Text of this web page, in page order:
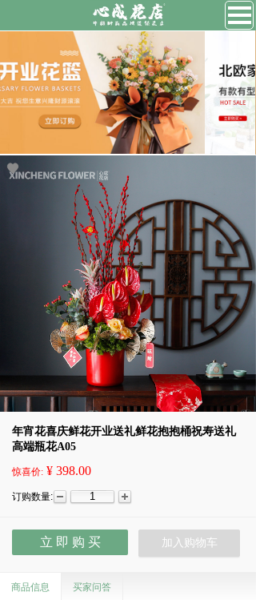
年宵花喜庆鲜花开业送礼鲜花抱抱桶祝寿送礼
高端瓶花A05
惊喜价: ¥ 398.00
订购数量:
立 即 购 买 加入购物车
商品信息 买家问答